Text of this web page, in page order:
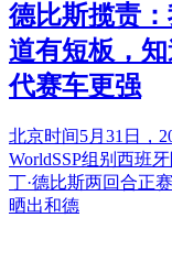
德比斯揽责
道有短板，
代赛车更强
北京时间5月31日，
WorldSSP组别西班
丁·德比斯两回合正
晒出和德